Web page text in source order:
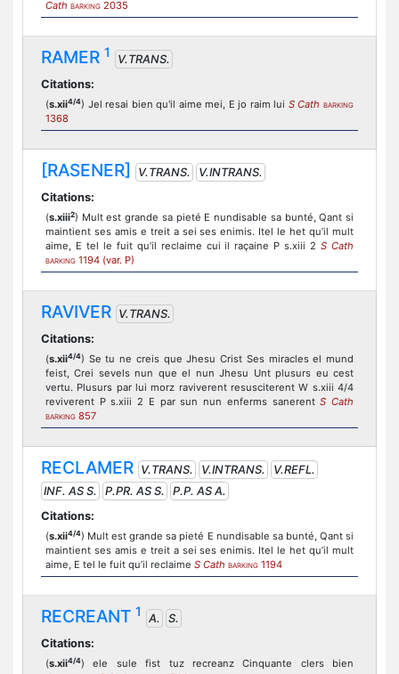
Cath BARKING 2035
RAMER 1
V.TRANS.
Citations:
(s.xii4/4) Jel resai bien qu'il aime mei, E jo raim lui S Cath BARKING
1368
[RASENER] V.TRANS.
V.INTRANS.
Citations:
(s.xiii2) Mult est grande sa pieté E nundisable sa bunté, Qant si
maintient ses amis e treit a sei ses enimis. Itel le het qu’il mult
aime, E tel le fuit qu’il reclaime cui il raçaine P s.xiii 2S Cath
BARKING 1194 (var. P)
RAVIVER V.TRANS.
Citations:
(s.xii4/4) Se tu ne creis que Jhesu Crist Ses miracles el mund
feist, Crei sevels nun que el nun Jhesu Unt plusurs eu cest
vertu. Plusurs par lui morz raviverent resusciterent W s.xiii 4/4
reviverent P s.xiii 2 E par sun nun enferms sanerentS Cath
BARKING 857
RECLAMER V.TRANS. V.INTRANS.
V.REFL.
INF. AS S.
P.PR. AS S.
P.P. AS A.
Citations:
(s.xii4/4) Mult est grande sa pieté E nundisable sa bunté, Qant si
maintient ses amis e treit a sei ses enimis. Itel le het qu’il mult
aime, E tel le fuit qu’il reclaime S Cath BARKING 1194
RECREANT 1 A.
S.
Citations:
(s.xii4/4) ele sule fist tuz recreanz Cinquante clers bien